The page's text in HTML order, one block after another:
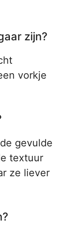
zijn?
vorkje
gevulde
textuur
ze liever